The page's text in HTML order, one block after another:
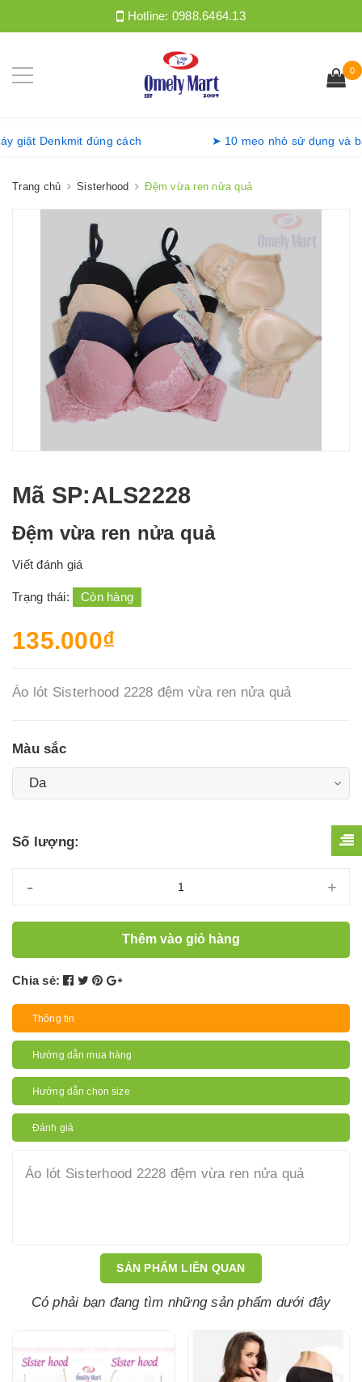
Hotline: 0988.6464.13
0
giặt Denkmit đúng cách ➤ 10 mẹo nhỏ sử dụng
Trang chủ Sisterhood Đệm vừa ren nửa quả
Mã SP:ALS2228
Đệm vừa ren nửa quả
Viết đánh giá
Trạng thái: Còn hàng
135.000₫
Áo lót Sisterhood 2228 đệm vừa ren nửa quả
Màu sắc
Số lượng:
- +
Thêm vào giỏ hàng
Chia sẻ:
Thông tin
Hướng dẫn mua hàng
Hướng dẫn chọn size
Đánh giá
Áo lót Sisterhood 2228 đệm vừa ren nửa quả
SẢN PHẨM LIÊN QUAN
Có phải bạn đang tìm những sản phẩm dưới đây